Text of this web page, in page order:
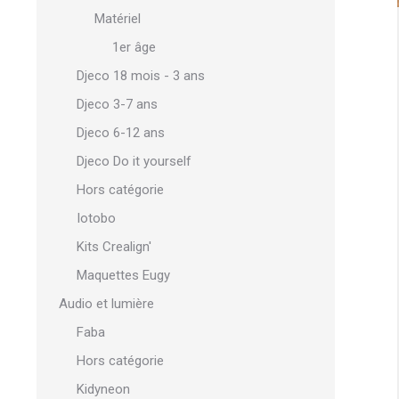
Matériel
1er âge
Djeco 18 mois - 3 ans
Djeco 3-7 ans
Djeco 6-12 ans
Djeco Do it yourself
Hors catégorie
Iotobo
Kits Crealign'
Maquettes Eugy
Audio et lumière
Faba
Hors catégorie
Kidyneon